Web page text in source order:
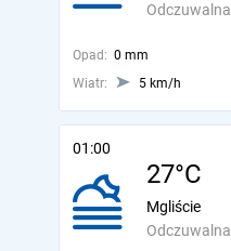
Odczuwalna
Opad: 0 mm
Wiatr:
5 km/h
01:00
27°C
Odczuwalna
Mgliście